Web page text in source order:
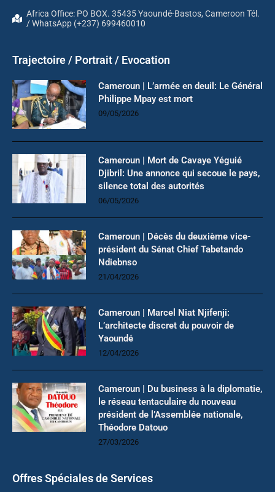
Africa Office: PO BOX. 35435 Yaoundé-Bastos, Cameroon Tél.
/ WhatsApp (+237) 699460010
Trajectoire / Portrait / Evocation
Cameroun | L’armée en deuil: Le Général
Philippe Mpay est mort
09/05/2026
Cameroun | Mort de Cavaye Yéguié
Djibril: Une annonce qui secoue le pays,
silence total des autorités
06/05/2026
Cameroun | Décès du deuxième vice-
président du Sénat Chief Tabetando
Ndiebnso
21/04/2026
Cameroun | Marcel Niat Njifenji:
L’architecte discret du pouvoir de
Yaoundé
12/04/2026
Cameroun | Du business à la diplomatie,
le réseau tentaculaire du nouveau
président de l’Assemblée nationale,
Théodore Datouo
27/03/2026
Offres Spéciales de Services